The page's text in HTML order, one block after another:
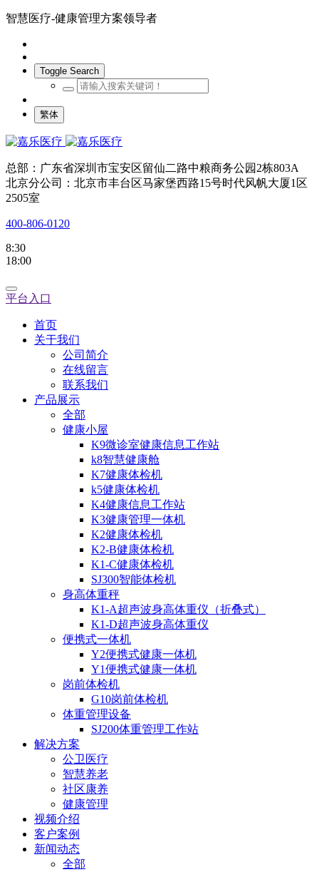
智慧医疗-健康管理方案领导者
Toggle Search
繁体
总部：广东省深圳市宝安区留仙二路中粮商务公园2栋803A
北京分公司：北京市丰台区马家堡西路15号时代风帆大厦1区
2505室
400-806-0120
8:30
18:00
平台入口
首页
关于我们
公司简介
在线留言
联系我们
产品展示
全部
健康小屋
K9微诊室健康信息工作站
k8智慧健康舱
K7健康体检机
k5健康体检机
K4健康信息工作站
K3健康管理一体机
K2健康体检机
K2-B健康体检机
K1-C健康体检机
SJ300智能体检机
身高体重秤
K1-A超声波身高体重仪（折叠式）
K1-D超声波身高体重仪
便携式一体机
Y2便携式健康一体机
Y1便携式健康一体机
岗前体检机
G10岗前体检机
体重管理设备
SJ200体重管理工作站
解决方案
公卫医疗
智慧养老
社区康养
健康管理
视频介绍
客户案例
新闻动态
全部